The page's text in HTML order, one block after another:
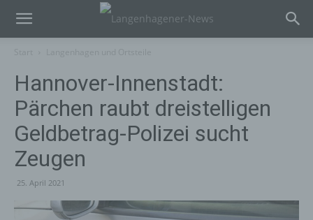
Hannover-Innenstadt:
Pärchen raubt dreistelligen
Geldbetrag-Polizei sucht
Zeugen
25. April 2021